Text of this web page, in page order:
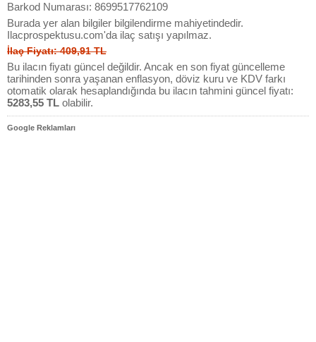
Barkod Numarası: 8699517762109
Burada yer alan bilgiler bilgilendirme mahiyetindedir.
Ilacprospektusu.com'da ilaç satışı yapılmaz.
İlaç Fiyatı: 409,91 TL
Bu ilacın fiyatı güncel değildir. Ancak en son fiyat güncelleme
tarihinden sonra yaşanan enflasyon, döviz kuru ve KDV farkı
otomatik olarak hesaplandığında bu ilacın tahmini güncel fiyatı:
5283,55 TL olabilir.
Google Reklamları